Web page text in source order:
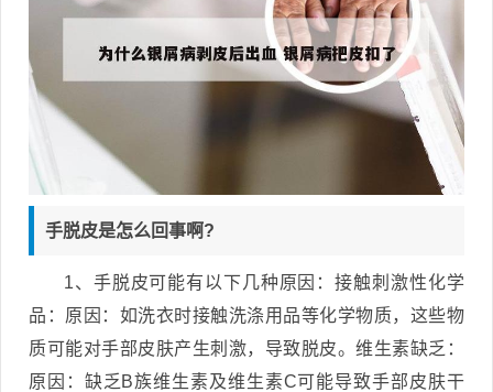
手脱皮是怎么回事啊?
1、手脱皮可能有以下几种原因：接触刺激性化学
品：原因：如洗衣时接触洗涤用品等化学物质，这些物
质可能对手部皮肤产生刺激，导致脱皮。维生素缺乏：
原因：缺乏B族维生素及维生素C可能导致手部皮肤干